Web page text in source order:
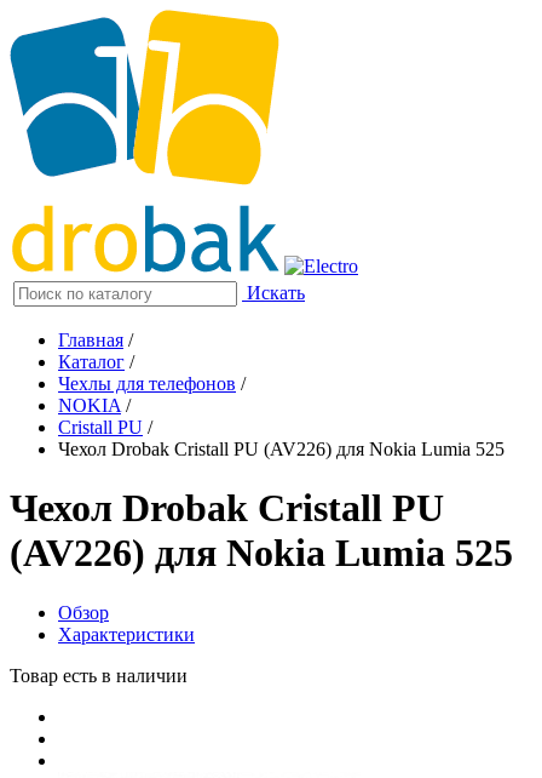
Искать
Главная /
Каталог /
Чехлы для телефонов /
NOKIA /
Cristall PU /
Чехол Drobak Cristall PU (AV226) для Nokia Lumia 525
Чехол Drobak Cristall PU
(AV226) для Nokia Lumia 525
Обзор
Характеристики
Товар есть в наличии